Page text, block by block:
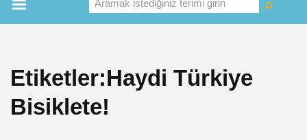
Ara
Ara
Etiketler:Haydi Türkiye
Bisiklete!